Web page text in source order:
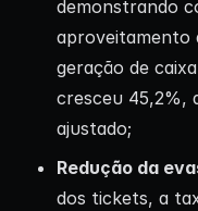
demonstrando
aproveitamento
geração de
cresceu 45,2%,
ajustado;
Redução da
dos tickets, a